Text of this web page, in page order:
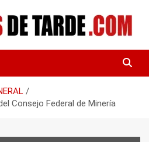
TARDE
Consejo Federal de Minería